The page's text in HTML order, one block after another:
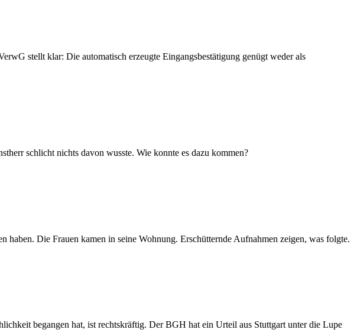
stellt klar: Die automatisch erzeugte Eingangsbestätigung genügt weder als
schlicht nichts davon wusste. Wie konnte es dazu kommen?
Die Frauen kamen in seine Wohnung. Erschütternde Aufnahmen zeigen, was folgte.
begangen hat, ist rechtskräftig. Der BGH hat ein Urteil aus Stuttgart unter die Lupe